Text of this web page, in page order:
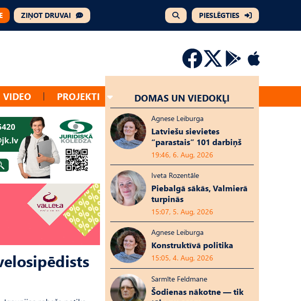
ZIŅOT DRUVAI PIESLĒGTIES
VIDEO PROJEKTI DOMAS UN VIEDOKĻI
Agnese Leiburga
Latviešu sievietes
“parastais” 101 darbiņš
19:46, 6. Aug, 2026
Iveta Rozentāle
Piebalgā sākās, Valmierā
turpinās
15:07, 5. Aug, 2026
Agnese Leiburga
Konstruktīvā politika
15:05, 4. Aug, 2026
Sarmīte Feldmane
Šodienas nākotne — tik